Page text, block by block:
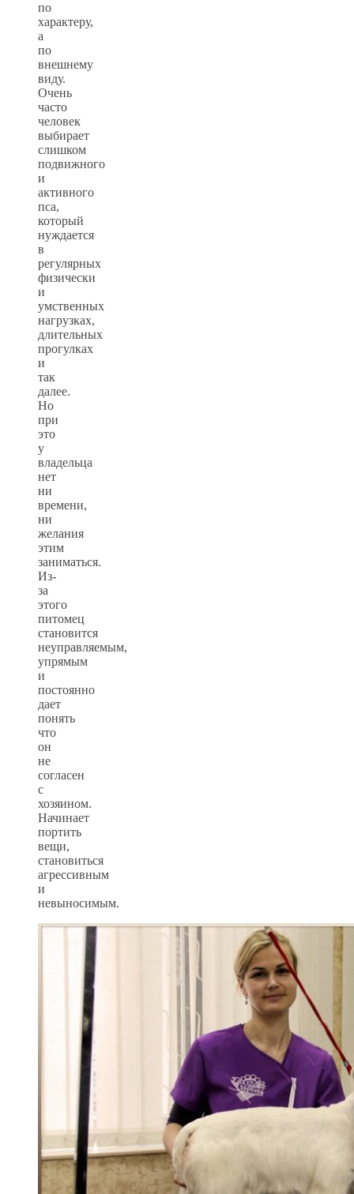
по
характеру,
а
по
внешнему
виду.
Очень
часто
человек
выбирает
слишком
подвижного
и
активного
пса,
который
нуждается
в
регулярных
физически
и
умственных
нагрузках,
длительных
прогулках
и
так
далее.
Но
при
это
у
владельца
нет
ни
времени,
ни
желания
этим
заниматься.
Из-
за
этого
питомец
становится
неуправляемым,
упрямым
и
постоянно
дает
понять
что
он
не
согласен
с
хозяином.
Начинает
портить
вещи,
становиться
агрессивным
и
невыносимым.